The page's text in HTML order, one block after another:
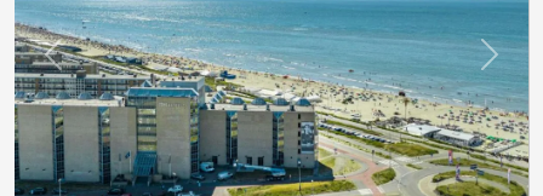
Previous Next